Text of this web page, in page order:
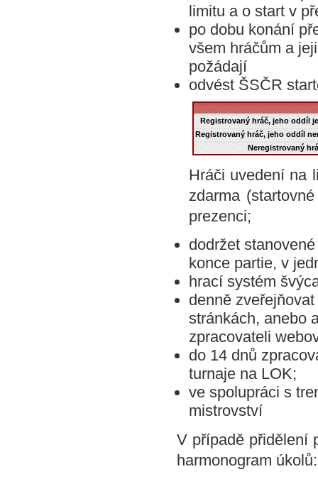
limitu a o start v
po dobu konání
všem hráčům a
požádají
odvést ŠSČR
Registrovaný hráč, jeho oddíl
Registrovaný hráč, jeho oddíl
Neregistrovaný
Hráči uvedení na
zdarma
prezenci;
dodržet
konce partie, v
hrací systém
denně
stránkách, anebo
zpracovateli
do 14 dnů
turnaje na LOK;
ve spolupráci s
mistrovství
V případě přidělení
harmonogram úkolů: